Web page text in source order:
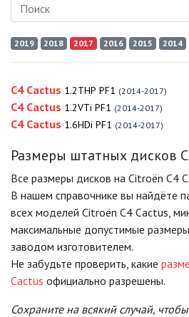
2019 2018 2017 2016 2015 2014
C4 Cactus 1.2THP PF1 (2014-2017)
C4 Cactus 1.2VTi PF1 (2014-2017)
C4 Cactus 1.6HDi PF1 (2014-2017)
Размеры штатных дисков
Все размеры дисков на Citroën C4
В нашем справочнике вы найдёте
всех моделей Citroën C4 Cactus,
максимальные допустимые
заводом изготовителем.
Не забудьте проверить, какие
Cactus официально разрешены.
Сохраните на всякий случай,